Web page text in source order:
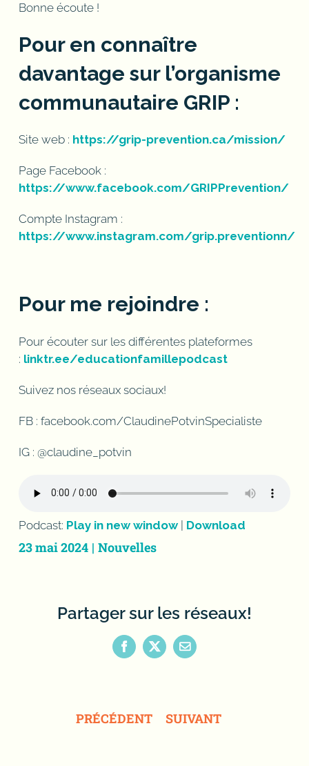
Bonne écoute !
Pour en connaître
davantage sur l’organisme
communautaire GRIP :
Site web : https://grip-prevention.ca/mission/
Page Facebook :
https://www.facebook.com/GRIPPrevention/
Compte Instagram :
https://www.instagram.com/grip.preventionn/
Pour me rejoindre :
Pour écouter sur les différentes plateformes
: linktr.ee/educationfamillepodcast
Suivez nos réseaux sociaux!
FB : facebook.com/ClaudinePotvinSpecialiste
IG : @claudine_potvin
Podcast: Play in new window| Download
23 mai 2024 | Nouvelles
Partager sur les réseaux!
Facebook
X Email
PRÉCÉDENT SUIVANT